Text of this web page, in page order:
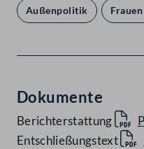
Außenpolitik
Dokumente
Berichterstattung
Entschließungstext